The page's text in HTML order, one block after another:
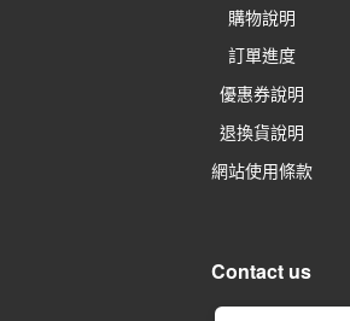
購物說明
訂單進度
優惠券說明
退換貨說明
網站使用條款
Contact us